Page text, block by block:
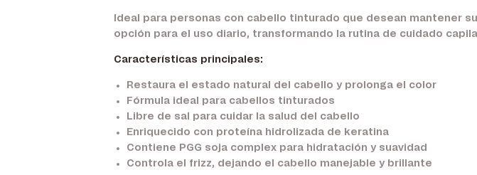
Ideal para personas con cabello tinturado que desean mantener
opción para el uso diario, transformando la rutina de cuidado
Características principales:
Restaura el estado natural del cabello y prolonga el color
Fórmula ideal para cabellos tinturados
Libre de sal para cuidar la salud del cabello
Enriquecido con proteína hidrolizada de keratina
Contiene PGG soja complex para hidratación y suavidad
Controla el frizz, dejando el cabello manejable y brillante